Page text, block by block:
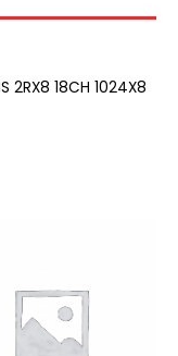
2RX8 18CH 1024X8